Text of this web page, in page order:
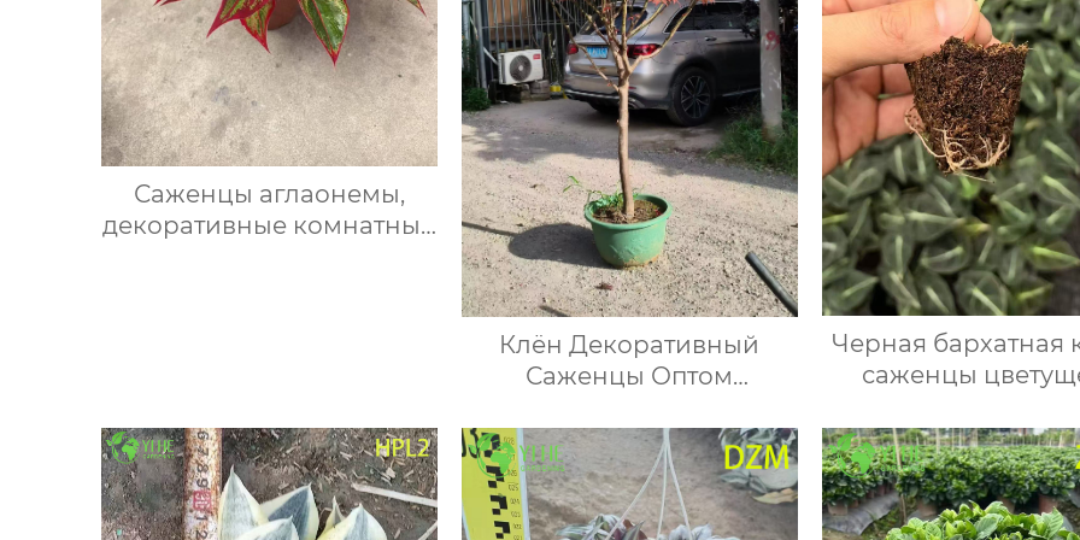
Саженцы аглаонемы,
декоративные комнатные
Клён Декоративный
Саженцы Оптом
Лиственные Деревья
Экспорт
Черная бархатная
саженцы
элегантные
садовые